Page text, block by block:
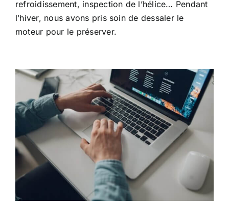
refroidissement, inspection de l’hélice… Pendant
l’hiver, nous avons pris soin de dessaler le
moteur pour le préserver.